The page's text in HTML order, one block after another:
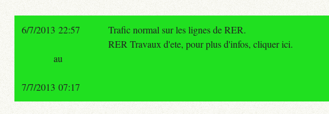
6/7/2013 22:57
Trafic normal sur les lignes de RER.
RER Travaux d'ete, pour plus d'infos, cliquer ici.
au
7/7/2013 07:17